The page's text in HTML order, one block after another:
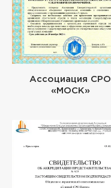
Ассоциация СРО
«МОСК»